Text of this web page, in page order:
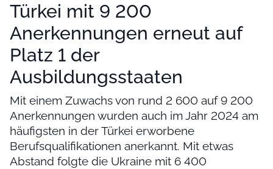
Türkei mit 9 200
Anerkennungen erneut auf
Platz 1 der
Ausbildungsstaaten
Mit einem Zuwachs von rund 2 600 auf 9 200
Anerkennungen wurden auch im Jahr 2024 am
häufigsten in der Türkei erworbene
Berufsqualifikationen anerkannt. Mit etwas
Abstand folgte die Ukraine mit 6 400